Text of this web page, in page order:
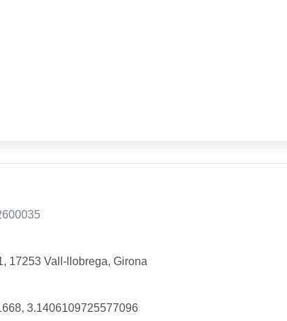
17253 Vall-llobrega, Girona
3.1406109725577096